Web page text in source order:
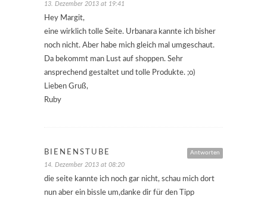
13. Dezember 2013 at 19:41
Hey Margit,
eine wirklich tolle Seite. Urbanara kannte ich bisher
noch nicht. Aber habe mich gleich mal umgeschaut.
Da bekommt man Lust auf shoppen. Sehr
ansprechend gestaltet und tolle Produkte. ;o)
Lieben Gruß,
Ruby
Antworten
BIENENSTUBE
14. Dezember 2013 at 08:20
die seite kannte ich noch gar nicht, schau mich dort
nun aber ein bissle um,danke dir für den Tipp